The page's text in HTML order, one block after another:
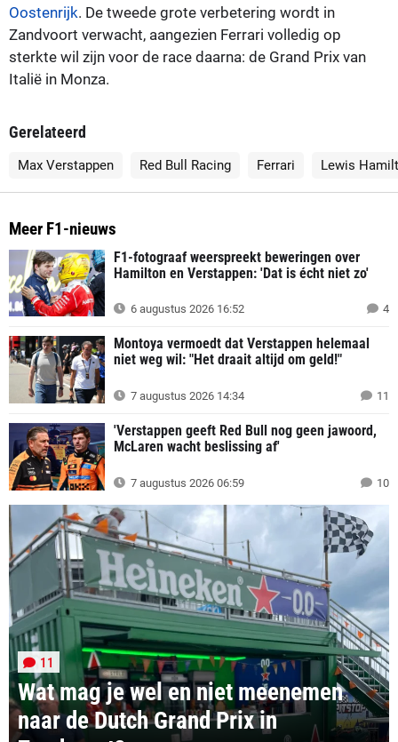
Oostenrijk. De tweede grote verbetering wordt in
Zandvoort verwacht, aangezien Ferrari volledig op
sterkte wil zijn voor de race daarna: de Grand Prix van
Italië in Monza.
Gerelateerd
Max Verstappen Red Bull Racing Ferrari Lewis
Meer F1-nieuws
F1-fotograaf weerspreekt beweringen over
Hamilton en Verstappen: 'Dat is écht niet zo'
6 augustus 2026 16:52 4
Montoya vermoedt dat Verstappen helemaal
niet weg wil: "Het draait altijd om geld!"
7 augustus 2026 14:34 11
'Verstappen geeft Red Bull nog geen jawoord,
McLaren wacht beslissing af'
7 augustus 2026 06:59 10
Wat mag je wel en niet meenemen
naar de Dutch Grand Prix in
11